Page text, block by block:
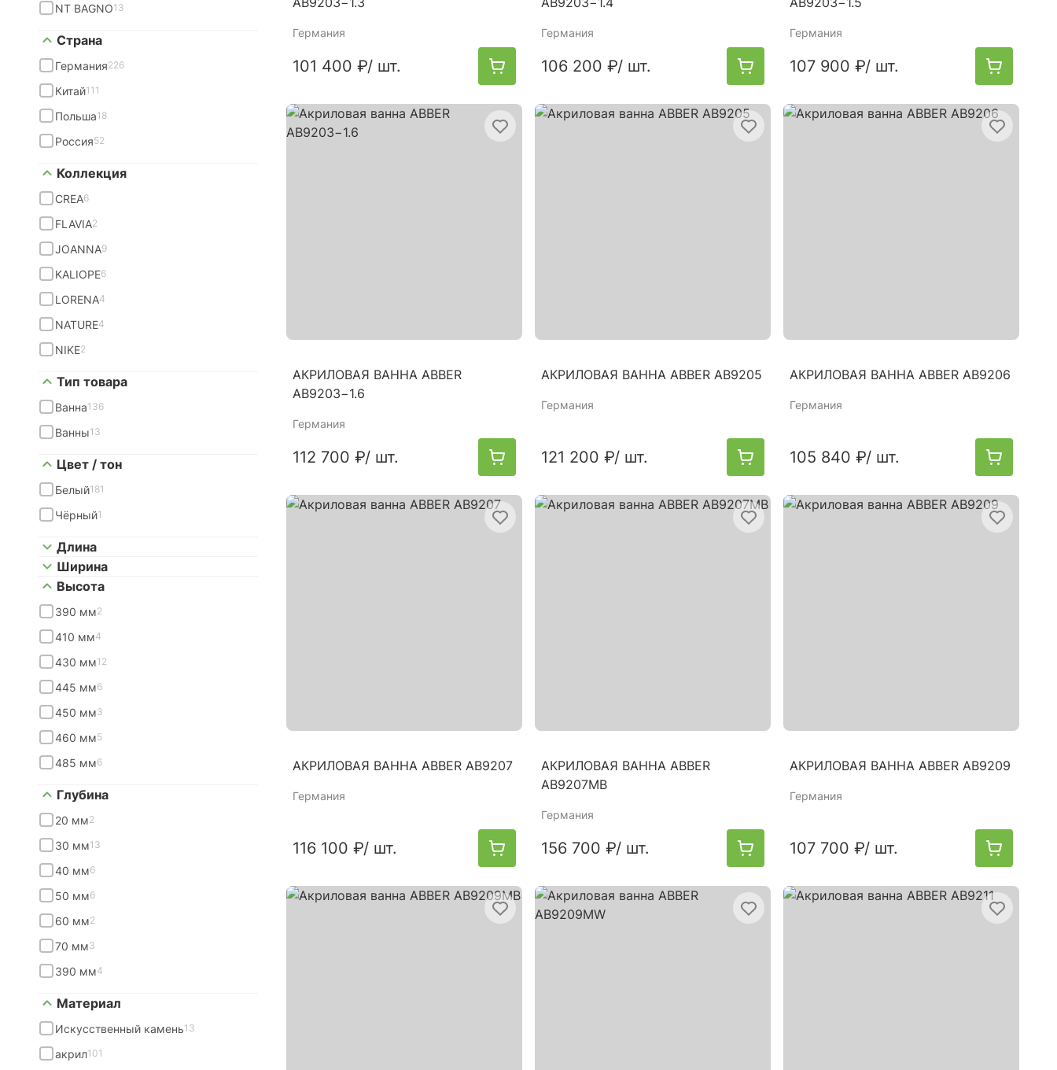
NT BAGNO13
Страна
Германия226
Китай111
Польша18
Россия52
Коллекция
CREA6
FLAVIA2
JOANNA9
KALIOPE6
LORENA4
NATURE4
NIKE2
Тип товара
Ванна136
Ванны13
Цвет / тон
Белый181
Чёрный1
Длина
Ширина
Высота
390 мм2
410 мм4
430 мм12
445 мм6
450 мм3
460 мм5
485 мм6
Глубина
20 мм2
30 мм13
40 мм6
50 мм6
60 мм2
70 мм3
390 мм4
Материал
Искусственный камень13
акрил101
Германия
101 400 ₽/ шт.
Германия
106 200 ₽/ шт.
Германия
107 900 ₽/ шт.
АКРИЛОВАЯ ВАННА ABBER
AB9203−1.6
Германия
112 700 ₽/ шт.
АКРИЛОВАЯ ВАННА ABBER AB9205
Германия
121 200 ₽/ шт.
АКРИЛОВАЯ ВАННА ABBER AB9206
Германия
105 840 ₽/ шт.
АКРИЛОВАЯ ВАННА ABBER AB9207
Германия
116 100 ₽/ шт.
АКРИЛОВАЯ ВАННА ABBER
AB9207MB
Германия
156 700 ₽/ шт.
АКРИЛОВАЯ ВАННА ABBER AB9209
Германия
107 700 ₽/ шт.